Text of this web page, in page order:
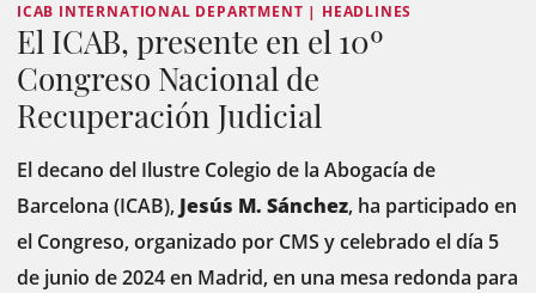
ICAB INTERNATIONAL DEPARTMENT | HEADLINES
El ICAB, presente en el 10º
Congreso Nacional de
Recuperación Judicial
El decano del Ilustre Colegio de la Abogacía de
Barcelona (ICAB), Jesús M. Sánchez, ha participado en
el Congreso, organizado por CMS y celebrado el día 5
de junio de 2024 en Madrid, en una mesa redonda para